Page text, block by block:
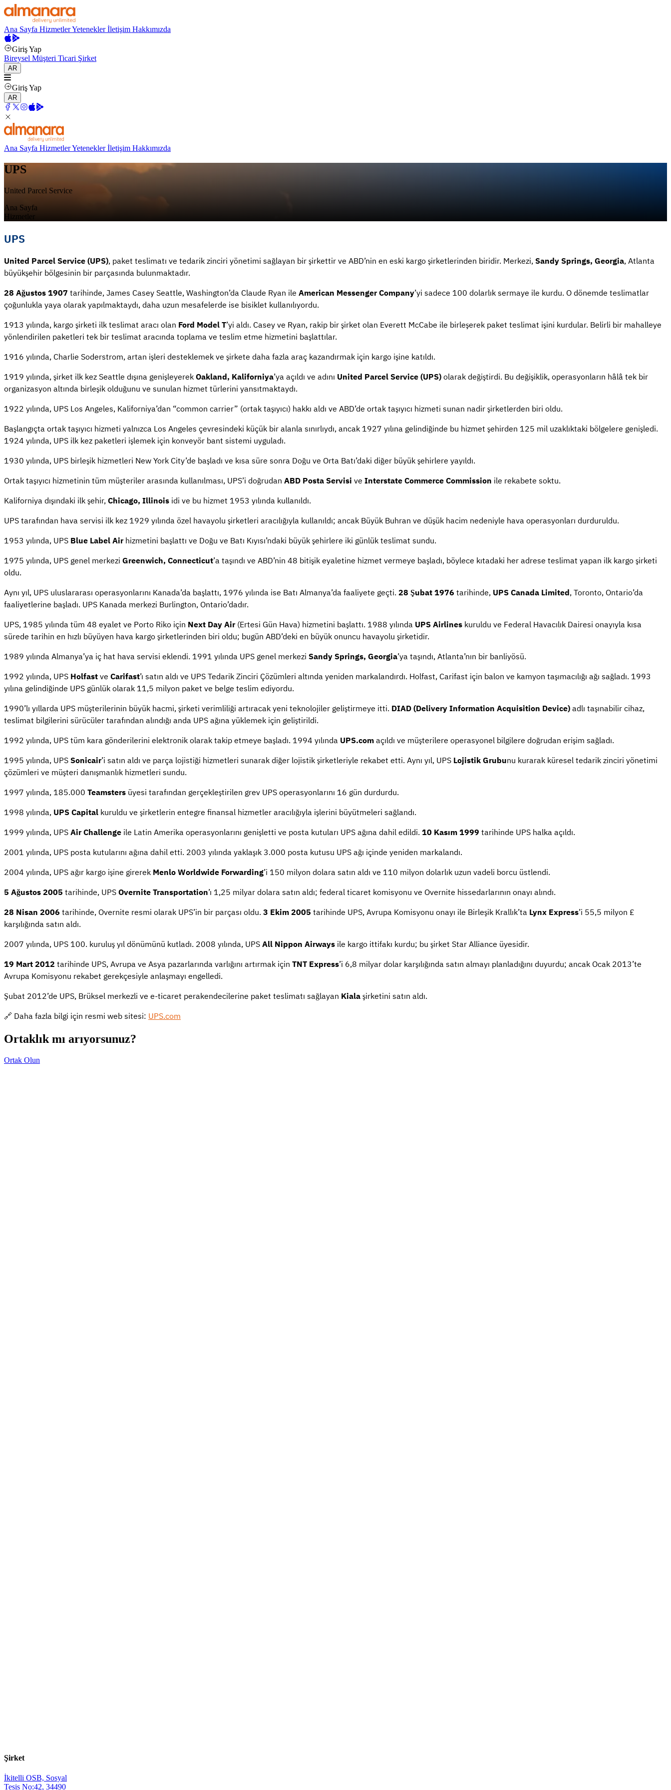
Ana Sayfa HizmetlerYeteneklerİletişim Hakkımızda
Giriş Yap
Bireysel Müşteri Ticari Şirket
AR
Giriş Yap
AR
Ana Sayfa HizmetlerYeteneklerİletişim Hakkımızda
UPS
United Parcel Service
Ana Sayfa
Hizmetler
UPS
United Parcel Service (UPS), paket teslimatı ve tedarik zinciri yönetimi sağlayan bir şirkettir ve ABD’nin en eski kargo şirketlerinden biridir. Merkezi,Sandy Springs, Georgia, Atlanta
büyükşehir bölgesinin bir parçasında bulunmaktadır.
28 Ağustos 1907 tarihinde, James Casey Seattle, Washington’da Claude Ryan ile American Messenger Company’yi sadece 100 dolarlık sermaye ile kurdu. O dönemde teslimatlar
çoğunlukla yaya olarak yapılmaktaydı, daha uzun mesafelerde ise bisiklet kullanılıyordu.
1913 yılında, kargo şirketi ilk teslimat aracı olan Ford Model T’yi aldı. Casey ve Ryan, rakip bir şirket olan Everett McCabe ile birleşerek paket teslimat işini kurdular. Belirli bir mahalleye
yönlendirilen paketleri tek bir teslimat aracında toplama ve teslim etme hizmetini başlattılar.
1916 yılında, Charlie Soderstrom, artan işleri desteklemek ve şirkete daha fazla araç kazandırmak için kargo işine katıldı.
1919 yılında, şirket ilk kez Seattle dışına genişleyerekOakland, Kaliforniya’ya açıldı ve adını United Parcel Service (UPS)olarak değiştirdi. Bu değişiklik, operasyonların hâlâ tek bir
organizasyon altında birleşik olduğunu ve sunulan hizmet türlerini yansıtmaktaydı.
1922 yılında, UPS Los Angeles, Kaliforniya’dan “common carrier” (ortak taşıyıcı) hakkı aldı ve ABD’de ortak taşıyıcı hizmeti sunan nadir şirketlerden biri oldu.
Başlangıçta ortak taşıyıcı hizmeti yalnızca Los Angeles çevresindeki küçük bir alanla sınırlıydı, ancak 1927 yılına gelindiğinde bu hizmet şehirden 125 mil uzaklıktaki bölgelere genişledi.
1924 yılında, UPS ilk kez paketleri işlemek için konveyör bant sistemi uyguladı.
1930 yılında, UPS birleşik hizmetleri New York City’de başladı ve kısa süre sonra Doğu ve Orta Batı’daki diğer büyük şehirlere yayıldı.
Ortak taşıyıcı hizmetinin tüm müşteriler arasında kullanılması, UPS’i doğrudan ABD Posta Servisi ve Interstate Commerce Commission ile rekabete soktu.
Kaliforniya dışındaki ilk şehir,Chicago, Illinois idi ve bu hizmet 1953 yılında kullanıldı.
UPS tarafından hava servisi ilk kez 1929 yılında özel havayolu şirketleri aracılığıyla kullanıldı; ancak Büyük Buhran ve düşük hacim nedeniyle hava operasyonları durduruldu.
1953 yılında, UPS Blue Label Airhizmetini başlattı ve Doğu ve Batı Kıyısı’ndaki büyük şehirlere iki günlük teslimat sundu.
1975 yılında, UPS genel merkezi Greenwich, Connecticut’a taşındı ve ABD’nin 48 bitişik eyaletine hizmet vermeye başladı, böylece kıtadaki her adrese teslimat yapan ilk kargo şirketi
oldu.
Aynı yıl, UPS uluslararası operasyonlarını Kanada’da başlattı, 1976 yılında ise Batı Almanya’da faaliyete geçti. 28 Şubat 1976 tarihinde, UPS Canada Limited, Toronto, Ontario’da
faaliyetlerine başladı. UPS Kanada merkezi Burlington, Ontario’dadır.
UPS, 1985 yılında tüm 48 eyalet ve Porto Riko için Next Day Air(Ertesi Gün Hava) hizmetini başlattı. 1988 yılında UPS Airlines kuruldu ve Federal Havacılık Dairesi onayıyla kısa
sürede tarihin en hızlı büyüyen hava kargo şirketlerinden biri oldu; bugün ABD’deki en büyük onuncu havayolu şirketidir.
1989 yılında Almanya’ya iç hat hava servisi eklendi. 1991 yılında UPS genel merkezi Sandy Springs, Georgia’ya taşındı, Atlanta’nın bir banliyösü.
1992 yılında, UPS Holfastve Carifast’ı satın aldı ve UPS Tedarik Zinciri Çözümleri altında yeniden markalandırdı. Holfast, Carifast için balon ve kamyon taşımacılığı ağı sağladı. 1993
yılına gelindiğinde UPS günlük olarak 11,5 milyon paket ve belge teslim ediyordu.
1990’lı yıllarda UPS müşterilerinin büyük hacmi, şirketi verimliliği artıracak yeni teknolojiler geliştirmeye itti. DIAD (Delivery Information Acquisition Device)adlı taşınabilir cihaz,
teslimat bilgilerini sürücüler tarafından alındığı anda UPS ağına yüklemek için geliştirildi.
1992 yılında, UPS tüm kara gönderilerini elektronik olarak takip etmeye başladı. 1994 yılında UPS.comaçıldı ve müşterilere operasyonel bilgilere doğrudan erişim sağladı.
1995 yılında, UPSSonicair’i satın aldı ve parça lojistiği hizmetleri sunarak diğer lojistik şirketleriyle rekabet etti. Aynı yıl, UPS Lojistik Grubunu kurarak küresel tedarik zinciri yönetimi
çözümleri ve müşteri danışmanlık hizmetleri sundu.
1997 yılında, 185.000 Teamsters üyesi tarafından gerçekleştirilen grev UPS operasyonlarını 16 gün durdurdu.
1998 yılında, UPS Capital kuruldu ve şirketlerin entegre finansal hizmetler aracılığıyla işlerini büyütmeleri sağlandı.
1999 yılında, UPSAir Challenge ile Latin Amerika operasyonlarını genişletti ve posta kutuları UPS ağına dahil edildi. 10 Kasım 1999 tarihinde UPS halka açıldı.
2001 yılında, UPS posta kutularını ağına dahil etti. 2003 yılında yaklaşık 3.000 posta kutusu UPS ağı içinde yeniden markalandı.
2004 yılında, UPS ağır kargo işine girerek Menlo Worldwide Forwarding’i 150 milyon dolara satın aldı ve 110 milyon dolarlık uzun vadeli borcu üstlendi.
5 Ağustos 2005 tarihinde, UPSOvernite Transportation’ı 1,25 milyar dolara satın aldı; federal ticaret komisyonu ve Overnite hissedarlarının onayı alındı.
28 Nisan 2006 tarihinde, Overnite resmi olarak UPS’in bir parçası oldu. 3 Ekim 2005 tarihinde UPS, Avrupa Komisyonu onayı ile Birleşik Krallık’ta Lynx Express’i 55,5 milyon £
karşılığında satın aldı.
2007 yılında, UPS 100. kuruluş yıl dönümünü kutladı. 2008 yılında, UPSAll Nippon Airways ile kargo ittifakı kurdu; bu şirket Star Alliance üyesidir.
19 Mart 2012 tarihinde UPS, Avrupa ve Asya pazarlarında varlığını artırmak için TNT Express’i 6,8 milyar dolar karşılığında satın almayı planladığını duyurdu; ancak Ocak 2013’te
Avrupa Komisyonu rekabet gerekçesiyle anlaşmayı engelledi.
Şubat 2012’de UPS, Brüksel merkezli ve e-ticaret perakendecilerine paket teslimatı sağlayan Kialaşirketini satın aldı.
🔗 Daha fazla bilgi için resmi web sitesi: UPS.com
Ortaklık mı arıyorsunuz?
Ortak Olun
Şirket
İkitelli OSB, Sosyal
Tesis No:42, 34490